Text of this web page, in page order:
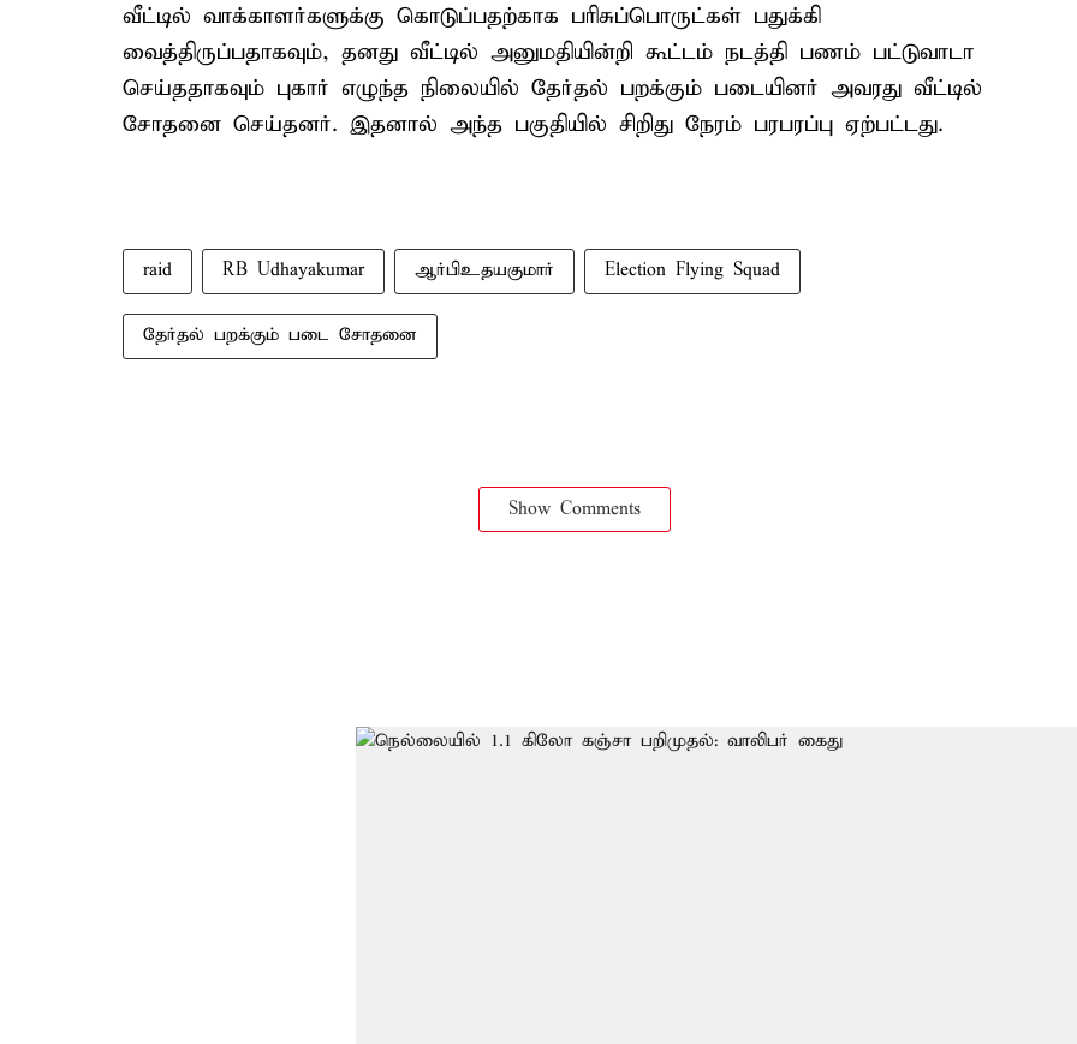
வீட்டில் வாக்காளர்களுக்கு கொடுப்பதற்காக பரிசுப்பொருட்கள் பதுக்கி
வைத்திருப்பதாகவும், தனது வீட்டில் அனுமதியின்றி கூட்டம் நடத்தி பணம் பட்டுவாடா
செய்ததாகவும் புகார் எழுந்த நிலையில் தேர்தல் பறக்கும் படையினர் அவரது வீட்டில்
சோதனை செய்தனர். இதனால் அந்த பகுதியில் சிறிது நேரம் பரபரப்பு ஏற்பட்டது.
raid RB Udhayakumar ஆர்பிஉதயகுமார் Election Flying Squad
தேர்தல் பறக்கும் படை சோதனை
Show Comments